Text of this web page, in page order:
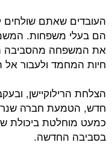
העובדים שאתם שולחים
הם בעלי משפחות.
את המשפחה מהסביבה
חיות המחמד ולעבור אל
הצלחת הרילוקיישן,
חדש, הטמעת חברה
כמעט מוחלטת ביכולת
בסביבה החדשה.